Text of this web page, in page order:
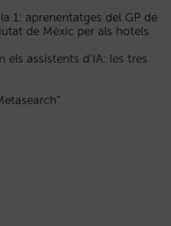
1: aprenentatges del GP de
de Mèxic per als hotels
assistents d’IA: les tres